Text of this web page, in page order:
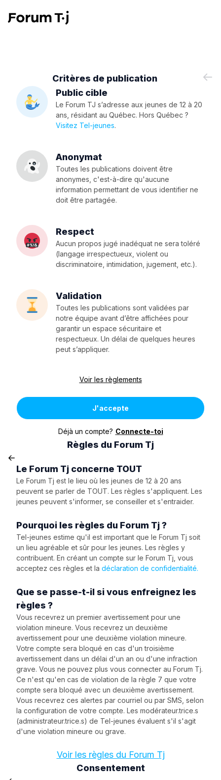
Critères de publication
Public cible
Le Forum TJ s’adresse aux jeunes de 12 à 20
ans, résidant au Québec. Hors Québec ?
Visitez Tel-jeunes.
Anonymat
Toutes les publications doivent être
anonymes, c'est-à-dire qu'aucune
information permettant de vous identifier ne
doit être partagée.
Respect
Aucun propos jugé inadéquat ne sera toléré
(langage irrespectueux, violent ou
discriminatoire, intimidation, jugement, etc.).
Validation
Toutes les publications sont validées par
notre équipe avant d’être affichées pour
garantir un espace sécuritaire et
respectueux. Un délai de quelques heures
peut s’appliquer.
Voir les règlements
J'accepte
Déjà un compte? Connecte-toi
Règles du Forum Tj
Le Forum Tj concerne TOUT
Le Forum Tj est le lieu où les jeunes de 12 à 20 ans
peuvent se parler de TOUT. Les règles s'appliquent. Les
jeunes peuvent s'informer, se conseiller et s'entraider.
Pourquoi les règles du Forum Tj ?
Tel-jeunes estime qu'il est important que le Forum Tj soit
un lieu agréable et sûr pour les jeunes. Les règles y
contribuent. En créant un compte sur le Forum Tj, vous
acceptez ces règles et la déclaration de confidentialité.
Que se passe-t-il si vous enfreignez les
règles ?
Vous recevrez un premier avertissement pour une
violation mineure. Vous recevrez un deuxième
avertissement pour une deuxième violation mineure.
Votre compte sera bloqué en cas d'un troisième
avertissement dans un délai d'un an ou d'une infraction
grave. Vous ne pouvez plus vous connecter au Forum Tj.
Ce n'est qu'en cas de violation de la règle 7 que votre
compte sera bloqué avec un deuxième avertissement.
Vous recevrez ces alertes par courriel ou par SMS, selon
la configuration de votre compte. Les modérateur.trice.s
(administrateur.trice.s) de Tel-jeunes évaluent s'il s'agit
d'une violation mineure ou grave.
Voir les règles du Forum Tj
Consentement